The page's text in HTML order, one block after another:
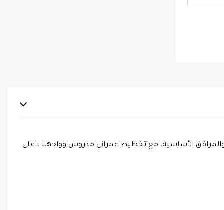
والمرافق الأساسية، مع تخطيط عمراني مدروس وواجهات على